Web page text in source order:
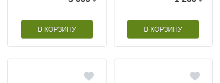
В КОРЗИНУ В КОРЗИНУ